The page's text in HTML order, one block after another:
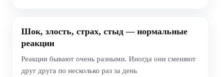
Шок, злость, страх, стыд — нормальные
реакции
Реакции бывают очень разными. Иногда они сменяют
друг друга по несколько раз за день